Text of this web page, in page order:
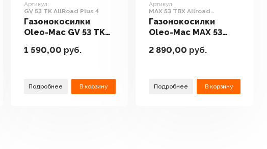
Артикул:
GV 53 TK AllRoad Plus 4
Газонокосилки
Oleo-Mac GV 53 TK
1 590,00 руб.
Подробнее В корзину
Артикул:
MAX 53 TBX Allroad
Aluminium 66069175E5
Газонокосилки
Oleo-Mac MAX 53
Aluminium
2 890,00 руб.
Подробнее В корзину